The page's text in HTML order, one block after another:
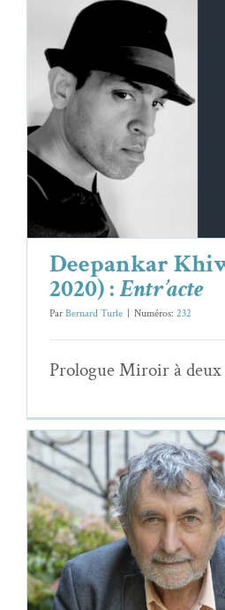
Deepankar Khiwani
Deep­ankar Khi­wani
Deepankar
2020) :Entr’acte
ParBernard Turle Numéros: 232
Pro­logue Miroir à
Entretien avec Jean-
possibles
Essais & Chroniques